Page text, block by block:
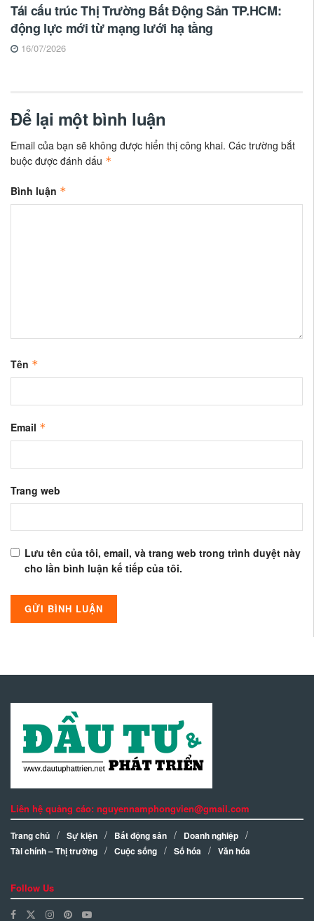
Tái cấu trúc Thị Trường Bất Động Sản TP.HCM:
động lực mới từ mạng lưới hạ tầng
16/07/2026
Để lại một bình luận
Email của bạn sẽ không được hiển thị công khai. Các trường bắt
buộc được đánh dấu *
Bình luận *
Tên *
Email *
Trang web
Lưu tên của tôi, email, và trang web trong trình duyệt này
cho lần bình luận kế tiếp của tôi.
Liên hệ quảng cáo: nguyennamphongvien@gmail.com
Trang chủ Sự kiện Bất động sản
Doanh nghiệp
Tài chính – Thị trường
Cuộc sống Số hóa Văn hóa
Follow Us